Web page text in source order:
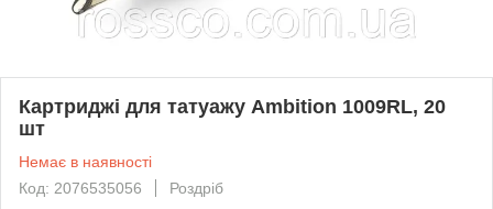
Картриджі для татуажу Ambition 1009RL, 20
шт
Немає в наявності
Код: 2076535056
Роздріб